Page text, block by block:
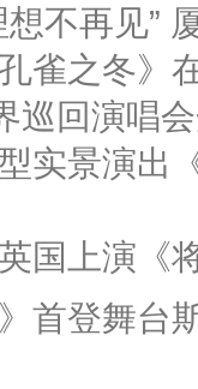
不再见”
雀之冬》
巡回演唱
实景演出
国上演《
首登舞台